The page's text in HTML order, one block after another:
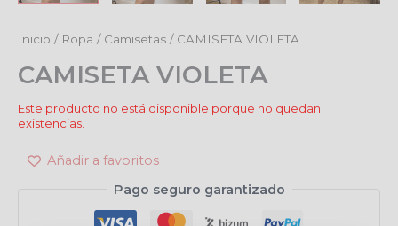
Inicio / Ropa / Camisetas / CAMISETA VIOLETA
CAMISETA VIOLETA
Este producto no está disponible porque no quedan
existencias.
Añadir a favoritos
Pago seguro garantizado